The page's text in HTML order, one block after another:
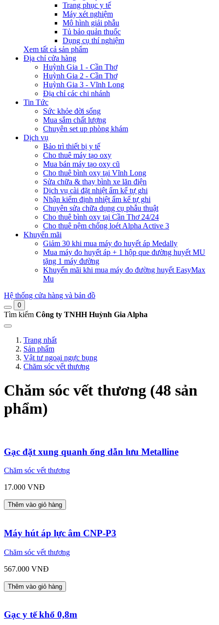
Trang phục y tế
Máy xét nghiệm
Mô hình giải phẫu
Tủ bảo quản thuốc
Dụng cụ thí nghiệm
Xem tất cả sản phẩm
Địa chỉ cửa hàng
Huỳnh Gia 1 - Cần Thơ
Huỳnh Gia 2 - Cần Thơ
Huỳnh Gia 3 - Vĩnh Long
Địa chỉ các chi nhánh
Tin Tức
Sức khỏe đời sống
Mua sắm chất lượng
Chuyên set up phòng khám
Dịch vụ
Bảo trì thiết bị y tế
Cho thuê máy tạo oxy
Mua bán máy tạo oxy cũ
Cho thuê bình oxy tại Vĩnh Long
Sửa chữa & thay bình xe lăn điện
Dịch vụ cài đặt nhiệt ẩm kế tự ghi
Nhận kiểm định nhiệt ẩm kế tự ghi
Chuyên sửa chữa dụng cụ phẫu thuật
Cho thuê bình oxy tại Cần Thơ 24/24
Cho thuê nệm chống loét Alpha Active 3
Khuyến mãi
Giảm 30 khi mua máy đo huyết áp Medally
Mua máy đo huyết áp + 1 hộp que đường huyết MU
tặng 1 máy đường
Khuyến mãi khi mua máy đo đường huyết EasyMax
Mu
Hệ thống cửa hàng và bản đồ
0
Tìm kiếm Công ty TNHH Huỳnh Gia Alpha
Trang nhất
Sản phẩm
Vật tư ngoại ngực bụng
Chăm sóc vết thương
Chăm sóc vết thương (48 sản
phẩm)
Gạc đặt xung quanh ống dẫn lưu Metalline
Chăm sóc vết thương
17.000 VNĐ
Thêm vào giỏ hàng
Máy hút áp lực âm CNP-P3
Chăm sóc vết thương
567.000 VNĐ
Thêm vào giỏ hàng
Gạc y tế khổ 0,8m